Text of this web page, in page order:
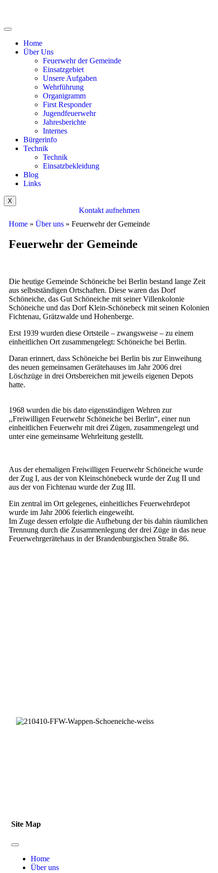
Home
Über Uns
Feuerwehr der Gemeinde
Einsatzgebiet
Unsere Aufgaben
Wehrführung
Organigramm
First Responder
Jugendfeuerwehr
Jahresberichte
Internes
Bürgerinfo
Technik
Technik
Einsatzbekleidung
Blog
Links
X
Kontakt aufnehmen
Home » Über uns » Feuerwehr der Gemeinde
Feuerwehr der Gemeinde
Die heutige Gemeinde Schöneiche bei Berlin bestand lange Zeit
aus selbstständigen Ortschaften. Diese waren das Dorf
Schöneiche, das Gut Schöneiche mit seiner Villenkolonie
Schöneiche und das Dorf Klein-Schönebeck mit seinen Kolonien
Fichtenau, Grätzwalde und Hohenberge.
Erst 1939 wurden diese Ortsteile – zwangsweise – zu einem
einheitlichen Ort zusammengelegt: Schöneiche bei Berlin.
Daran erinnert, dass Schöneiche bei Berlin bis zur Einweihung
des neuen gemeinsamen Gerätehauses im Jahr 2006 drei
Löschzüge in drei Ortsbereichen mit jeweils eigenen Depots
hatte.
1968 wurden die bis dato eigenständigen Wehren zur
,,Freiwilligen Feuerwehr Schöneiche bei Berlin“, einer nun
einheitlichen Feuerwehr mit drei Zügen, zusammengelegt und
unter eine gemeinsame Wehrleitung gestellt.
Aus der ehemaligen Freiwilligen Feuerwehr Schöneiche wurde
der Zug I, aus der von Kleinschönebeck wurde der Zug II und
aus der von Fichtenau wurde der Zug III.
Ein zentral im Ort gelegenes, einheitliches Feuerwehrdepot
wurde im Jahr 2006 feierlich eingeweiht.
Im Zuge dessen erfolgte die Aufhebung der bis dahin räumlichen
Trennung durch die Zusammenlegung der drei Züge in das neue
Feuerwehrgerätehaus in der Brandenburgischen Straße 86.
Site Map
Home
Über uns